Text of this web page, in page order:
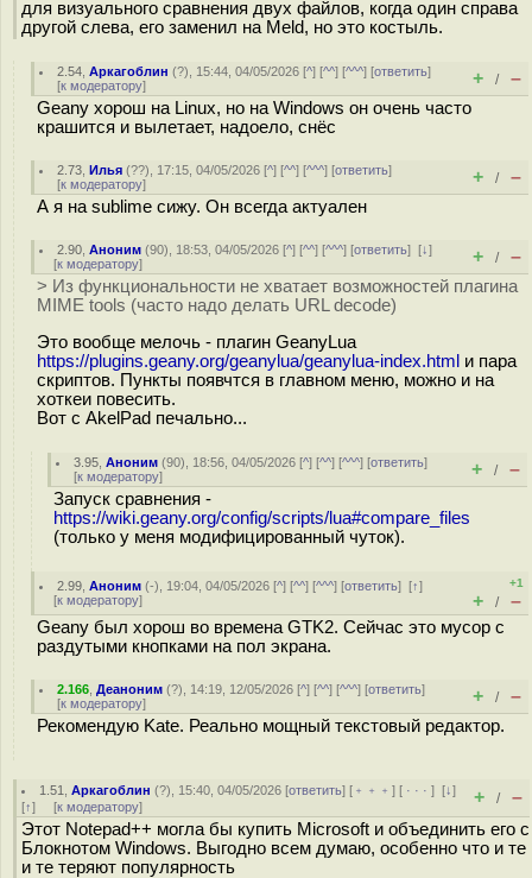
для визуального сравнения двух файлов, когда один справа
другой слева, его заменил на Meld, но это костыль.
2.54 ,Аркагоблин (?), 15:44, 04/05/2026 [^] [^^] [^^^] [ответить]
[к модератору] + / –
Geany хорош на Linux, но на Windows он очень часто
крашится и вылетает, надоело, снёс
2.73 ,Илья (??), 17:15, 04/05/2026 [^] [^^] [^^^] [ответить]
[к модератору] + / –
А я на sublime сижу. Он всегда актуален
2.90 ,Аноним (90), 18:53, 04/05/2026 [^] [^^] [^^^] [ответить][↓]
[к модератору] + / –
> Из функциональности не хватает возможностей плагина
MIME tools (часто надо делать URL decode)
Это вообще мелочь - плагин GeanyLua
https://plugins.geany.org/geanylua/geanylua-index.html и пара
скриптов. Пункты появчтся в главном меню, можно и на
хоткеи повесить.
Вот с AkelPad печально...
3.95 ,Аноним (90), 18:56, 04/05/2026 [^] [^^] [^^^] [ответить]
[к модератору] + / –
Запуск сравнения -
https://wiki.geany.org/config/scripts/lua#compare_files
(только у меня модифицированный чуток).
2.99 ,Аноним (-), 19:04, 04/05/2026 [^] [^^] [^^^] [ответить][↑]
[к модератору]
+1
+ / –
Geany был хорош во времена GTK2. Сейчас это мусор с
раздутыми кнопками на пол экрана.
2.166 ,Деаноним (?), 14:19, 12/05/2026 [^] [^^] [^^^] [ответить]
[к модератору] + / –
Рекомендую Kate. Реально мощный текстовый редактор.
1.51 ,Аркагоблин (?), 15:40, 04/05/2026 [ответить] [ ﹢﹢﹢] [ · · ·][↓]
[↑] [к модератору] + / –
Этот Notepad++ могла бы купить Microsoft и объединить его с
Блокнотом Windows. Выгодно всем думаю, особенно что и те
и те теряют популярность